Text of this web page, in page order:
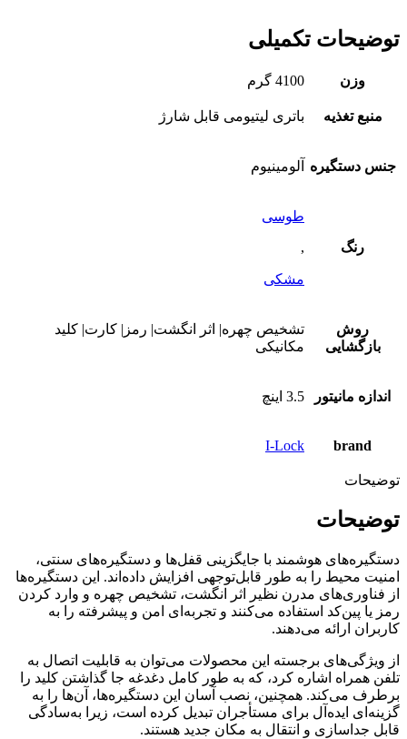
توضیحات تکمیلی
وزن 4100 گرم
منبع تغذیه باتری لیتیومی قابل شارژ
جنس دستگیره آلومینیوم
رنگ
طوسی
,
مشکی
روش
بازگشایی
تشخیص چهره| اثر انگشت| رمز| کارت| کلید
مکانیکی
اندازه مانیتور 3.5 اینچ
brand
I-Lock
توضیحات
توضیحات
دستگیره‌های هوشمند با جایگزینی قفل‌ها و دستگیره‌های سنتی،
امنیت محیط را به طور قابل‌توجهی افزایش داده‌اند. این دستگیره‌ها
از فناوری‌های مدرن نظیر اثر انگشت، تشخیص چهره و وارد کردن
رمز یا پین‌کد استفاده می‌کنند و تجربه‌ای امن و پیشرفته را به
کاربران ارائه می‌دهند.
از ویژگی‌های برجسته این محصولات می‌توان به قابلیت اتصال به
تلفن همراه اشاره کرد، که به طور کامل دغدغه جا گذاشتن کلید را
برطرف می‌کند. همچنین، نصب آسان این دستگیره‌ها، آن‌ها را به
گزینه‌ای ایده‌آل برای مستأجران تبدیل کرده است، زیرا به‌سادگی
قابل جداسازی و انتقال به مکان جدید هستند.